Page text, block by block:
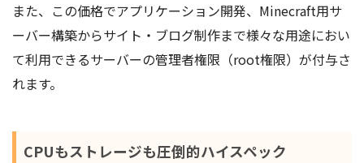
また、この価格でアプリケーション開発、Minecraft用サ
ーバー構築からサイト・ブログ制作まで様々な用途におい
て利用できるサーバーの管理者権限（root権限）が付与さ
れます。
CPUもストレージも圧倒的ハイスペック